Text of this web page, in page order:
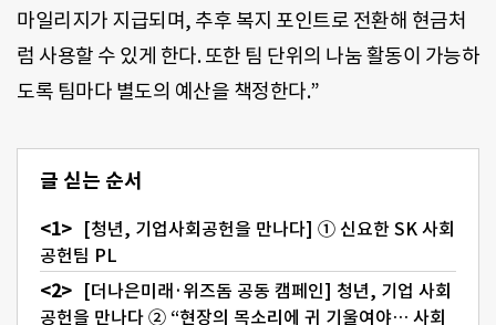
마일리지가 지급되며, 추후 복지 포인트로 전환해 현금처
럼 사용할 수 있게 한다. 또한 팀 단위의 나눔 활동이 가능하
도록 팀마다 별도의 예산을 책정한다.”
글 싣는 순서
[청년, 기업사회공헌을 만나다] ① 신요한 SK 사회
공헌팀 PL
[더나은미래·위즈돔 공동 캠페인] 청년, 기업 사회
공헌을 만나다 ② “현장의 목소리에 귀 기울여야… 사회